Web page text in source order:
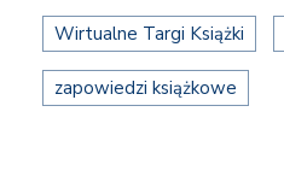
Wirtualne Targi Książki
zapowiedzi książkowe